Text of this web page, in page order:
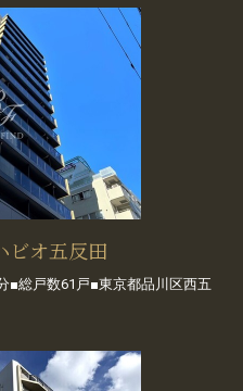
ビオ五反田
■総戸数61戸■東京都品川区西五